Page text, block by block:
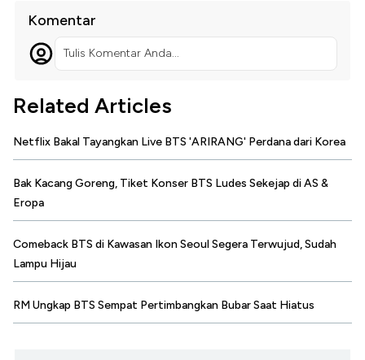
Komentar
Tulis Komentar Anda...
Related Articles
Netflix Bakal Tayangkan Live BTS 'ARIRANG' Perdana dari Korea
Bak Kacang Goreng, Tiket Konser BTS Ludes Sekejap di AS &
Eropa
Comeback BTS di Kawasan Ikon Seoul Segera Terwujud, Sudah
Lampu Hijau
RM Ungkap BTS Sempat Pertimbangkan Bubar Saat Hiatus